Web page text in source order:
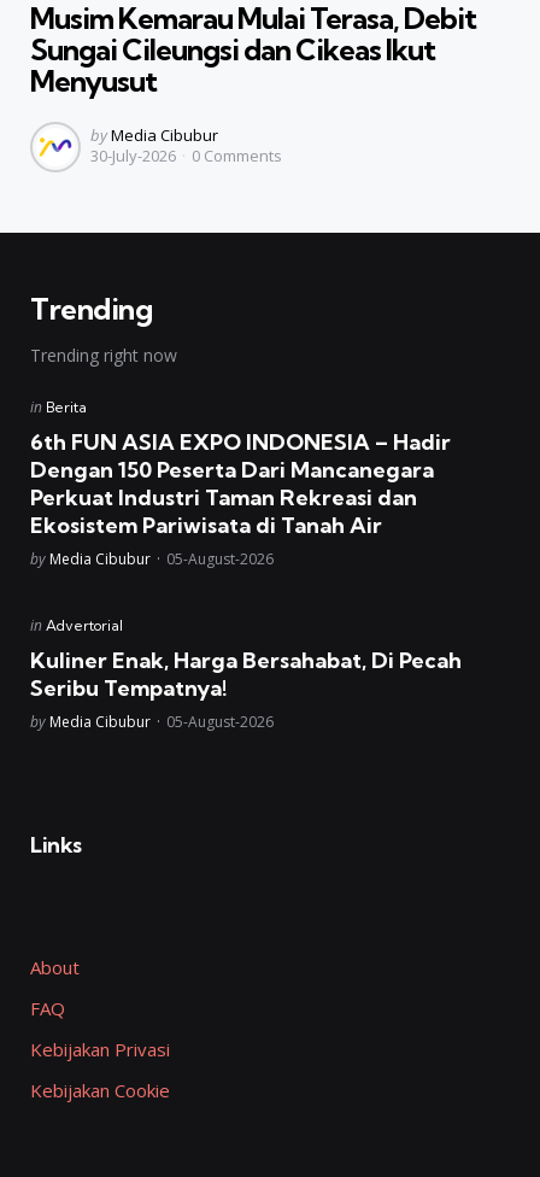
Musim Kemarau Mulai Terasa, Debit
Sungai Cileungsi dan Cikeas Ikut
Menyusut
Posted
by
byMedia Cibubur
30-July-2026
0 Comments
Trending
Trending right now
Posted
in Berita
6th FUN ASIA EXPO INDONESIA – Hadir
Dengan 150 Peserta Dari Mancanegara
Perkuat Industri Taman Rekreasi dan
Ekosistem Pariwisata di Tanah Air
Posted
by Media Cibubur 05-August-2026
Posted
in Advertorial
Kuliner Enak, Harga Bersahabat, Di Pecah
Seribu Tempatnya!
Posted
by Media Cibubur 05-August-2026
Links
About
FAQ
Kebijakan Privasi
Kebijakan Cookie